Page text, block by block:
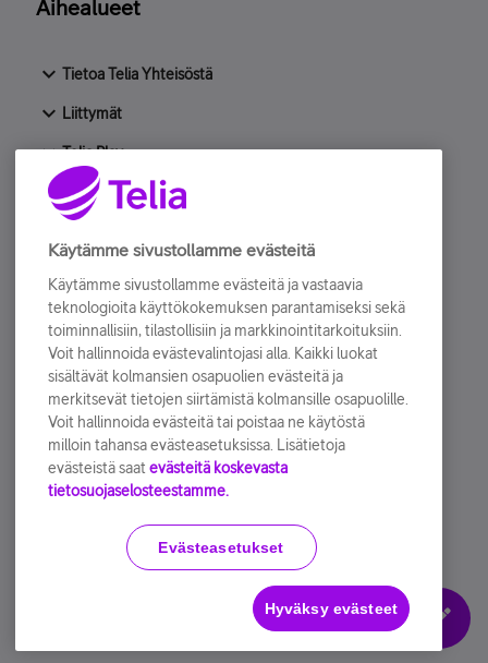
Aihealueet
Tietoa Telia Yhteisöstä
Liittymät
Telia Play
Laitteet & tarvikkeet
Artikkelit
Muut keskustelut
Tuotetestaus
Arkisto
Käyttöehdot Accessibility statement
Evästeasetukset
Käytämme sivustollamme evästeitä
Käytämme sivustollamme evästeitä ja vastaavia
teknologioita käyttökokemuksen parantamiseksi sekä
toiminnallisiin, tilastollisiin ja markkinointitarkoituksiin.
Voit hallinnoida evästevalintojasi alla. Kaikki luokat
sisältävät kolmansien osapuolien evästeitä ja
merkitsevät tietojen siirtämistä kolmansille osapuolille.
Voit hallinnoida evästeitä tai poistaa ne käytöstä
milloin tahansa evästeasetuksissa. Lisätietoja
evästeistä saat evästeitä koskevasta
tietosuojaselosteestamme.
Evästeasetukset
Hyväksy evästeet